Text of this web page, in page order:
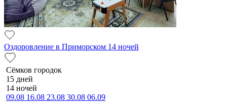
Оздоровление в Приморском 14 ночей
Сёмков городок
15 дней
14 ночей
09.08 16.08 23.08 30.08 06.09